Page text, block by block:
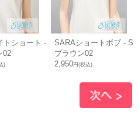
トショート -
02
)
SARAショートボブ - S
ブラウン02
2,950円(税込)